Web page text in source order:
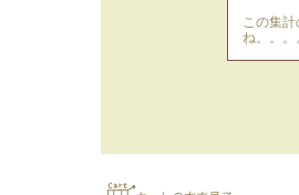
この集
ね。。。